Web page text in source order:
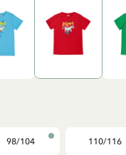
98/104 110/116